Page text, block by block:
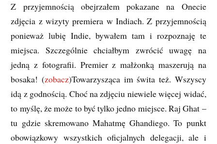
Z przyjemnością obejrzałem pokazane na Onecie
zdjęcia z wizyty premiera w Indiach. Z przyjemnością
ponieważ lubię Indie, bywałem tam i rozpoznaję te
miejsca. Szczególnie chciałbym zwrócić uwagę na
jedną z fotografii. Premier z małżonką maszerują na
bosaka! (zobacz)Towarzysząca im świta też. Wszyscy
idą z godnością. Choć na zdjęciu niewiele więcej widać,
to myślę, że może to być tylko jedno miejsce. Raj Ghat –
tu gdzie skremowano Mahatmę Ghandiego. To punkt
obowiązkowy wszystkich oficjalnych delegacji, ale i